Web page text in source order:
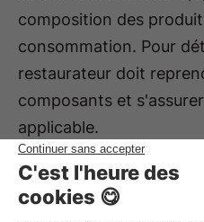
composition des
consommation. Pour
restaurateur doit
composants et
applicable.
Quelle TVA pour un